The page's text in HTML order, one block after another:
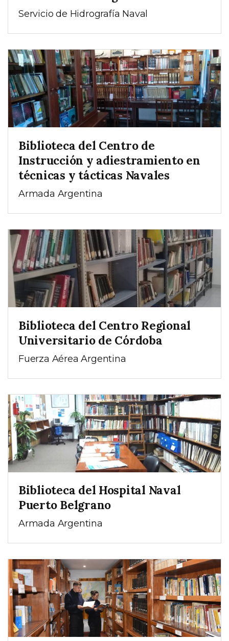
Servicio de Hidrografía Naval
Biblioteca del Centro de
Instrucción y adiestramiento en
técnicas y tácticas Navales
Armada Argentina
Biblioteca del Centro Regional
Universitario de Córdoba
Fuerza Aérea Argentina
Biblioteca del Hospital Naval
Puerto Belgrano
Armada Argentina